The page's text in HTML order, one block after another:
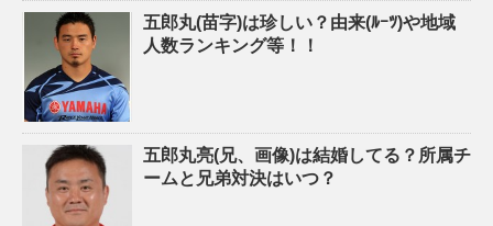
五郎丸(苗字)は珍しい？由来(ﾙｰﾂ)や地域
人数ランキング等！！
五郎丸亮(兄、画像)は結婚してる？所属チ
ームと兄弟対決はいつ？